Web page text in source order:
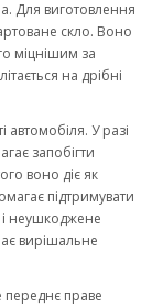
Для виготовлення
скло. Воно
міцнішим за
на дрібні
автомобіля. У разі
запобігти
воно діє як
підтримувати
і неушкоджене
вирішальне
праве